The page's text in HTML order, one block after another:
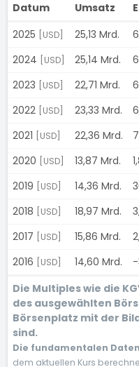
Datum Umsatz
2025
[USD] 25,13 Mrd.
2024
[USD] 25,14 Mrd.
2023
[USD] 22,71 Mrd.
2022
[USD] 23,33 Mrd.
2021
[USD] 22,36 Mrd.
2020
[USD] 13,87 Mrd.
2019
[USD] 14,36 Mrd.
2018
[USD] 18,97 Mrd.
2017
[USD] 15,86 Mrd.
2016
[USD] 14,60 Mrd.
Die Multiples wie die
des ausgewählten
Börsenplatz mit der
sind.
Die fundamentalen
dem aktuellen Kurs